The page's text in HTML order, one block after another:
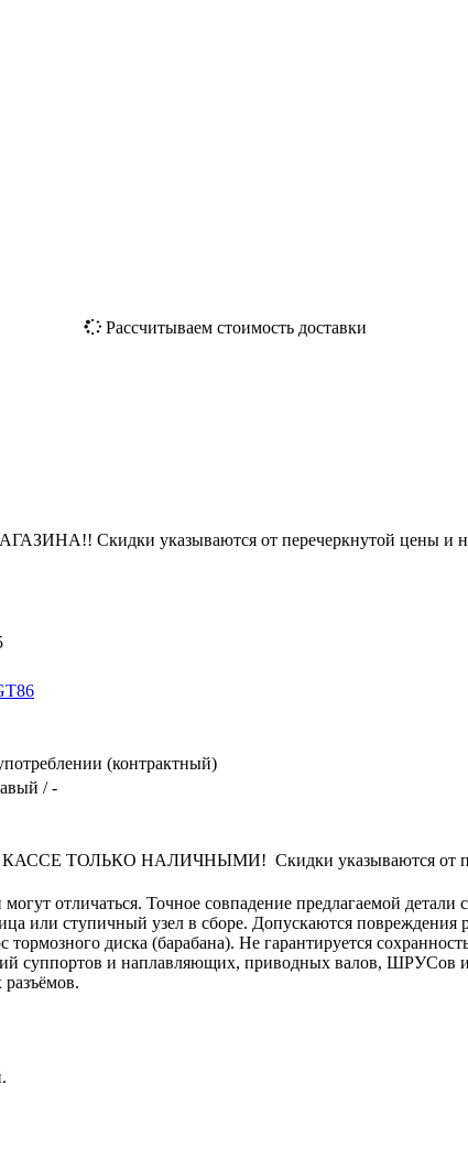
Рассчитываем стоимость доставки
Скидки указываются от перечеркнутой цены и
(контрактный)
/ -
ТОЛЬКО НАЛИЧНЫМИ! Скидки указываются от
отличаться. Точное совпадение предлагаемой
или ступичный узел в сборе. Допускаются повреждения
диска (барабана). Не гарантируется
суппортов и наплавляющих, приводных валов, ШРУСов